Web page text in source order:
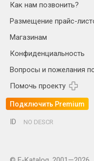
Как нам позвонить?
Размещение прайс-
Магазинам
Конфиденциальность
Вопросы и пожелания
Помочь проекту
Подключить Premium
ID NO DESCR